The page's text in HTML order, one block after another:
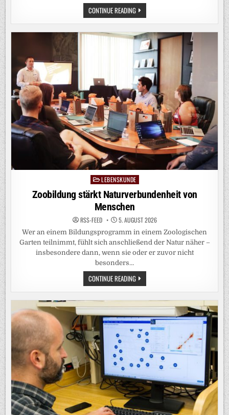
CONTINUE READINGJENSEITS
VON
COVID-
19:
GRUNDLEGENDE
PRINZIPIEN,
DIE
PANDEMIEN
PRÄGEN
Posted
in
LEBENSKUNDE
Zoobildung stärkt Naturverbundenheit von
Menschen
RSS-FEED 5. AUGUST 2026
Wer an einem Bildungsprogramm in einem Zoologischen
Garten teilnimmt, fühlt sich anschließend der Natur näher –
insbesondere dann, wenn sie oder er zuvor nicht
besonders…
CONTINUE READINGZOOBILDUNG
STÄRKT
NATURVERBUNDENHEIT
VON
MENSCHEN